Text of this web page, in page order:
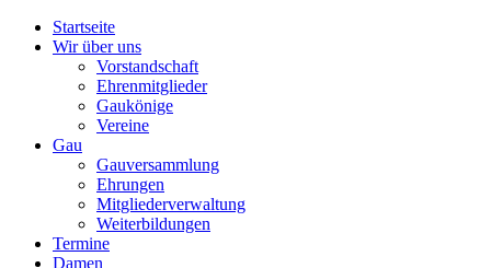
Startseite
Wir über uns
Vorstandschaft
Ehrenmitglieder
Gaukönige
Vereine
Gau
Gauversammlung
Ehrungen
Mitgliederverwaltung
Weiterbildungen
Termine
Damen